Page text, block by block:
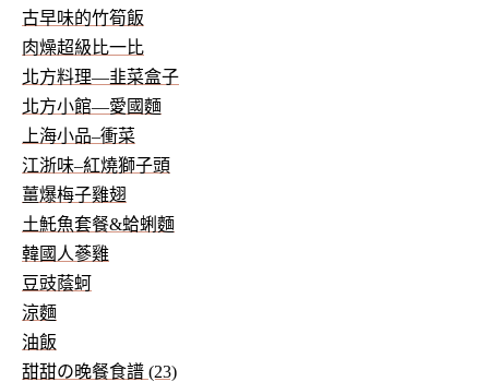
古早味的竹筍飯
肉燥超級比一比
北方料理—韭菜盒子
北方小館—愛國麵
上海小品–衝菜
江浙味–紅燒獅子頭
薑爆梅子雞翅
土魠魚套餐&蛤蜊麵
韓國人蔘雞
豆豉蔭蚵
涼麵
油飯
甜甜の晚餐食譜 (23)